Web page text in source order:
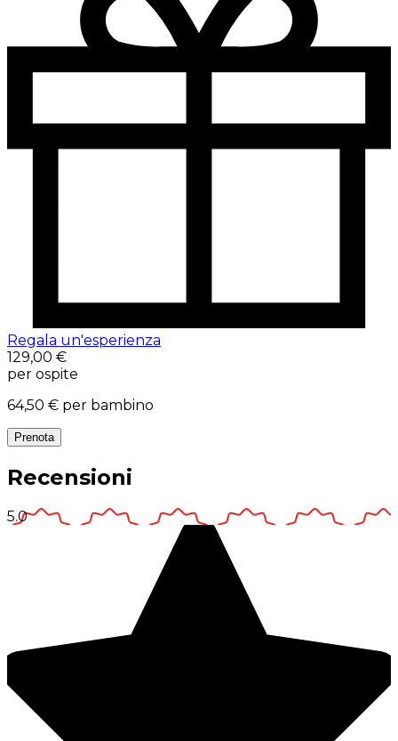
Regala un'esperienza
129,00 €
per ospite
64,50 € per bambino
Prenota
Recensioni
5.0